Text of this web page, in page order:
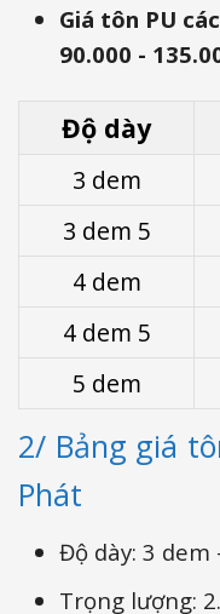
Giá tôn PU
90.000 -
Độ dày
3 dem
3 dem 5
4 dem
4 dem 5
5 dem
2/ Bảng giá
Phát
Độ dày: 3 dem
Trọng lượng: